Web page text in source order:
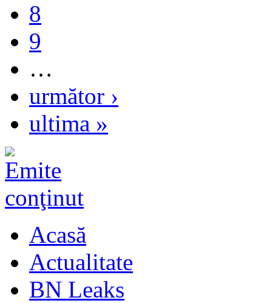
8
9
…
următor ›
ultima »
Acasă
Actualitate
BN Leaks